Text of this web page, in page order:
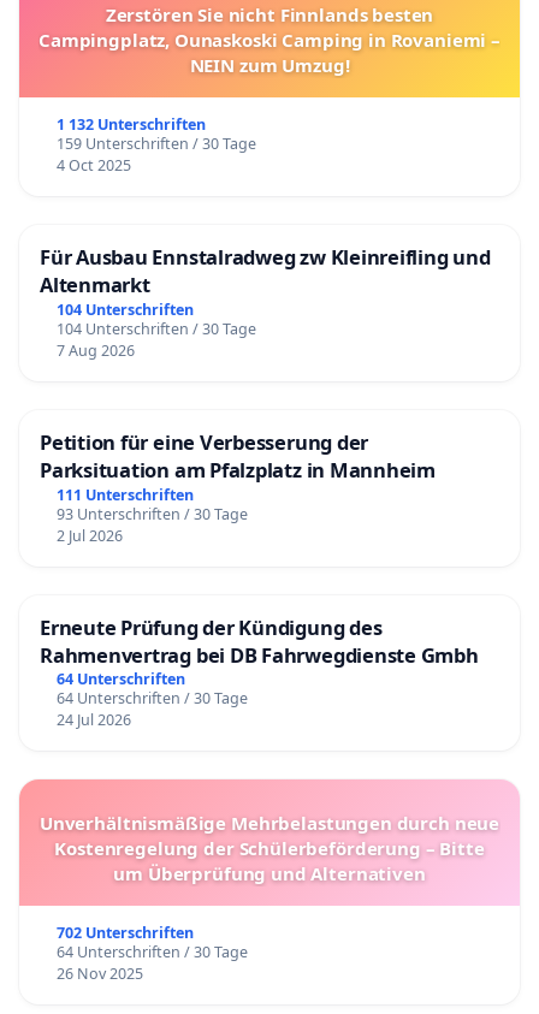
Zerstören Sie nicht Finnlands besten
Campingplatz, Ounaskoski Camping in Rovaniemi –
NEIN zum Umzug!
1 132 Unterschriften
159 Unterschriften / 30 Tage
4 Oct 2025
Für Ausbau Ennstalradweg zw Kleinreifling und
Altenmarkt
104 Unterschriften
104 Unterschriften / 30 Tage
7 Aug 2026
Petition für eine Verbesserung der
Parksituation am Pfalzplatz in Mannheim
111 Unterschriften
93 Unterschriften / 30 Tage
2 Jul 2026
Erneute Prüfung der Kündigung des
Rahmenvertrag bei DB Fahrwegdienste Gmbh
64 Unterschriften
64 Unterschriften / 30 Tage
24 Jul 2026
Unverhältnismäßige Mehrbelastungen durch neue
Kostenregelung der Schülerbeförderung – Bitte
um Überprüfung und Alternativen
702 Unterschriften
64 Unterschriften / 30 Tage
26 Nov 2025